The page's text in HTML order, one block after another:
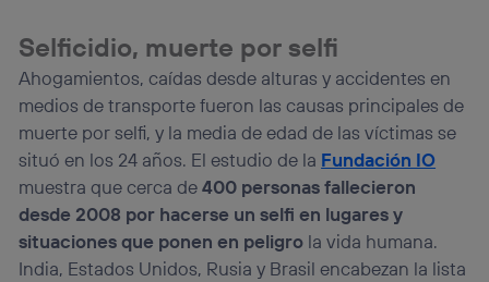
Selficidio, muerte por selfi
Ahogamientos, caídas desde alturas y accidentes en
medios de transporte fueron las causas principales de
muerte por selfi, y la media de edad de las víctimas se
situó en los 24 años. El estudio de la Fundación IO
muestra que cerca de400 personas fallecieron
desde 2008 por hacerse un selfi en lugares y
situaciones que ponen en peligro la vida humana.
India, Estados Unidos, Rusia y Brasil encabezan la lista